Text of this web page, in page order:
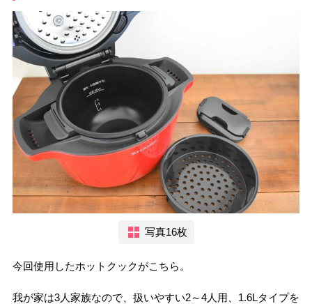
写真16枚
今回使用したホットクックがこちら。
我が家は3人家族なので、扱いやすい2～4人用、1.6Lタイプを